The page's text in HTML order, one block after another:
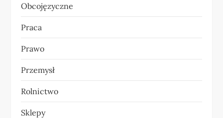
Obcojęzyczne
Praca
Prawo
Przemysł
Rolnictwo
Sklepy